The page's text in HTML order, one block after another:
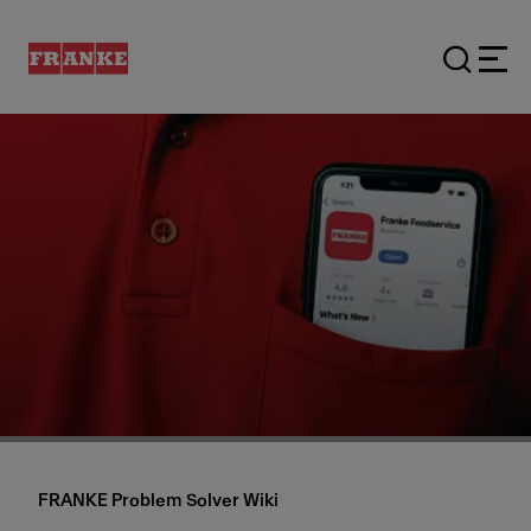
FRANKE Problem Solver Wiki